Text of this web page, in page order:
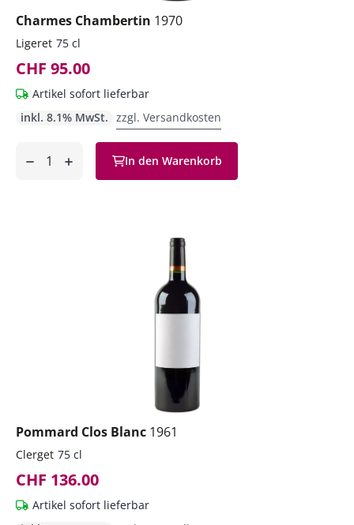
Charmes Chambertin 1970
Ligeret 75 cl
CHF 95.00
Artikel sofort lieferbar
inkl. 8.1% MwSt. zzgl. Versandkosten
In den Warenkorb
Pommard Clos Blanc 1961
Clerget 75 cl
CHF 136.00
Artikel sofort lieferbar